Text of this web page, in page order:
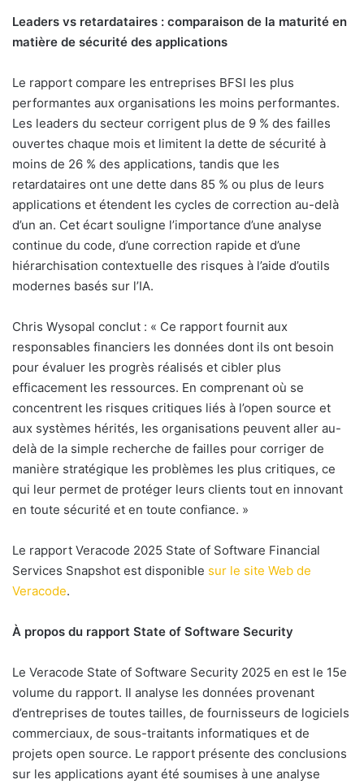
Leaders vs retardataires : comparaison de la maturité en
matière de sécurité des applications
Le rapport compare les entreprises BFSI les plus
performantes aux organisations les moins performantes.
Les leaders du secteur corrigent plus de 9 % des failles
ouvertes chaque mois et limitent la dette de sécurité à
moins de 26 % des applications, tandis que les
retardataires ont une dette dans 85 % ou plus de leurs
applications et étendent les cycles de correction au-delà
d’un an. Cet écart souligne l’importance d’une analyse
continue du code, d’une correction rapide et d’une
hiérarchisation contextuelle des risques à l’aide d’outils
modernes basés sur l’IA.
Chris Wysopal conclut : « Ce rapport fournit aux
responsables financiers les données dont ils ont besoin
pour évaluer les progrès réalisés et cibler plus
efficacement les ressources. En comprenant où se
concentrent les risques critiques liés à l’open source et
aux systèmes hérités, les organisations peuvent aller au-
delà de la simple recherche de failles pour corriger de
manière stratégique les problèmes les plus critiques, ce
qui leur permet de protéger leurs clients tout en innovant
en toute sécurité et en toute confiance. »
Le rapport Veracode 2025 State of Software Financial
Services Snapshot est disponible sur le site Web de
Veracode.
À propos du rapport State of Software Security
Le Veracode State of Software Security 2025 en est le 15e
volume du rapport. Il analyse les données provenant
d’entreprises de toutes tailles, de fournisseurs de logiciels
commerciaux, de sous-traitants informatiques et de
projets open source. Le rapport présente des conclusions
sur les applications ayant été soumises à une analyse